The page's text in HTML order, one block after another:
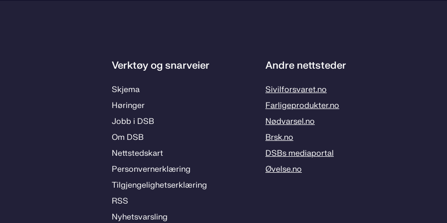
Verktøy og snarveier
Skje­­ma
Hø­rin­­ger
Jobb i DSB
Om DSB
Nett­steds­­kart
Per­­son­ver­n­er­klæ­­ring
Til­­­gjen­­ge­­lig­hets­­er­klæ­­ring
RSS
Ny­hets­­vars­­ling
Andre nettsteder
Sivilforsvaret.no
Farligeprodukter.no
Nødvarsel.no
Brsk.no
DSBs mediaportal
Øvelse.no